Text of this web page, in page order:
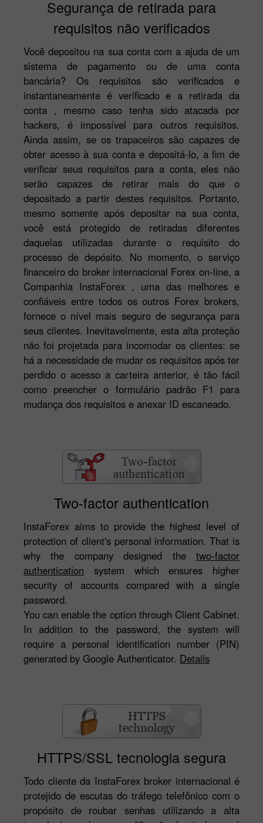
Segurança de retirada para
requisitos não verificados
Você depositou na sua conta com a ajuda de um
sistema de pagamento ou de uma conta
bancária? Os requisitos são verificados e
instantaneamente é verificado e a retirada da
conta , mesmo caso tenha sido atacada por
hackers, é impossível para outros requisitos.
Ainda assim, se os trapaceiros são capazes de
obter acesso à sua conta e depositá-lo, a fim de
verificar seus requisitos para a conta, eles não
serão capazes de retirar mais do que o
depositado a partir destes requisitos. Portanto,
mesmo somente após depositar na sua conta,
você está protegido de retiradas diferentes
daquelas utilizadas durante o requisito do
processo de depósito. No momento, o serviço
financeiro do broker internacional Forex on-line, a
Companhia InstaForex , uma das melhores e
confiáveis entre todos os outros Forex brokers,
fornece o nível mais seguro de segurança para
seus clientes. Inevitavelmente, esta alta proteção
não foi projetada para incomodar os clientes: se
há a necessidade de mudar os requisitos após ter
perdido o acesso a carteira anterior, é tão fácil
como preencher o formulário padrão F1 para
mudança dos requisitos e anexar ID escaneado.
Two-factor authentication
InstaForex aims to provide the highest level of
protection of client's personal information. That is
why the company designed the two-factor
authentication system which ensures higher
security of accounts compared with a single
password.
You can enable the option through Client Cabinet.
In addition to the password, the system will
require a personal identification number (PIN)
generated by Google Authenticator. Details
HTTPS/SSL tecnologia segura
Todo cliente da InstaForex broker internacional é
protejido de escutas do tráfego telefônico com o
propósito de roubar senhas utilizando a alta